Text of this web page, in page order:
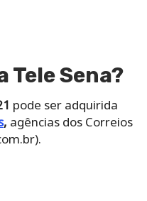
Tele Sena?
pode ser adquirida
, agências dos Correios